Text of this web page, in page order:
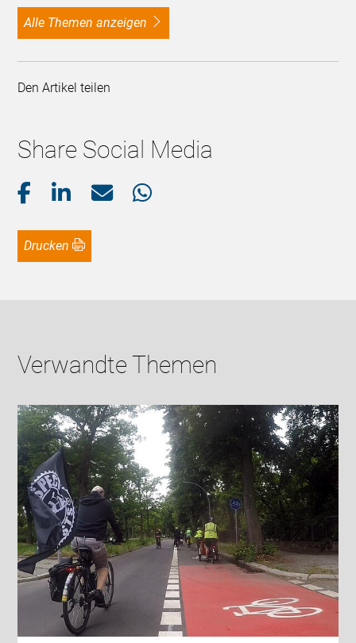
alle Themen anzeigen
Den Artikel teilen
Share Social Media
Drucken
Verwandte Themen